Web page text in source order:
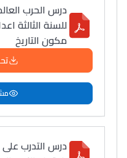
درس الحرب
للسنة الثالثة
مكون التاريخ
درس التدرب